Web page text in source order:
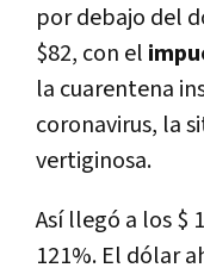
por debajo del
$82, con el
la cuarentena
coronavirus, la
vertiginosa.
Así llegó a los $
121%. El dólar